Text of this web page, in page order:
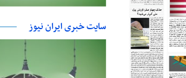
سایت خبری ایران نیوز